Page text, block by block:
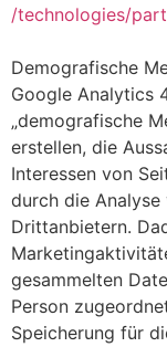
/technologies/
Demografische
Google Analytics
„demografische
erstellen, die
Interessen von
durch die
Drittanbietern.
gesammelten
Person
Speicherung für